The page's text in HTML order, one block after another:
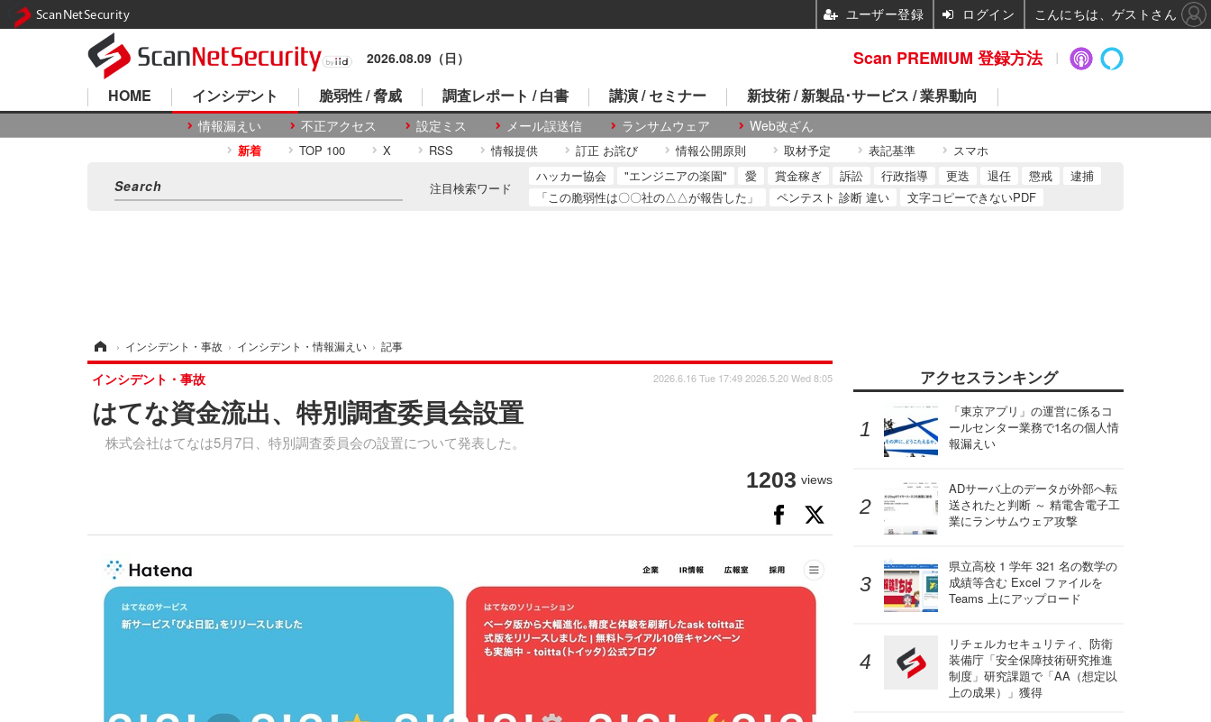
2026.08.09（日）
HOME インシデント
情報漏えい 不正アクセス 設定ミス メール誤送信 ランサムウェア Web改ざん
脆弱性 / 脅威 調査レポート / 白書 講演 / セミナー 新技術 / 新製品･サービス / 業界動向
新着 TOP 100 X RSS 情報提供 訂正 お詫び 情報公開原則 取材予定 表記基準 スマホ
注目検索ワード
ハッカー協会 "エンジニアの楽園" 愛 賞金稼ぎ 訴訟 行政指導 更迭 退任 懲戒
逮捕
「この脆弱性は〇〇社の△△が報告した」
ペンテスト 診断 違い 文字コピーできないPDF
› インシデント・事故 › インシデント・情報漏えい › 記事
はてな資金流出、特別調査委員会設置
株式会社はてなは5月7日、特別調査委員会の設置について発表した。
インシデント・事故 2026.6.16 Tue 17:49 2026.5.20 Wed 8:05
1203 views
アクセスランキング
「東京アプリ」の運営に係るコ
ールセンター業務で1名の個人情
報漏えい
ADサーバ上のデータが外部へ転
送されたと判断 ～ 精電舎電子工
業にランサムウェア攻撃
県立高校 1 学年 321 名の数学の
成績等含む Excel ファイルを
Teams 上にアップロード
リチェルカセキュリティ、防衛
装備庁「安全保障技術研究推進
制度」研究課題で「AA（想定以
上の成果）」獲得
Scan PREMIUM 登録方法
ScanNetSecurity ユーザー登録 ログイン こんにちは、ゲストさん